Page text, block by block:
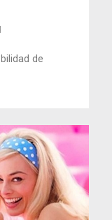
de